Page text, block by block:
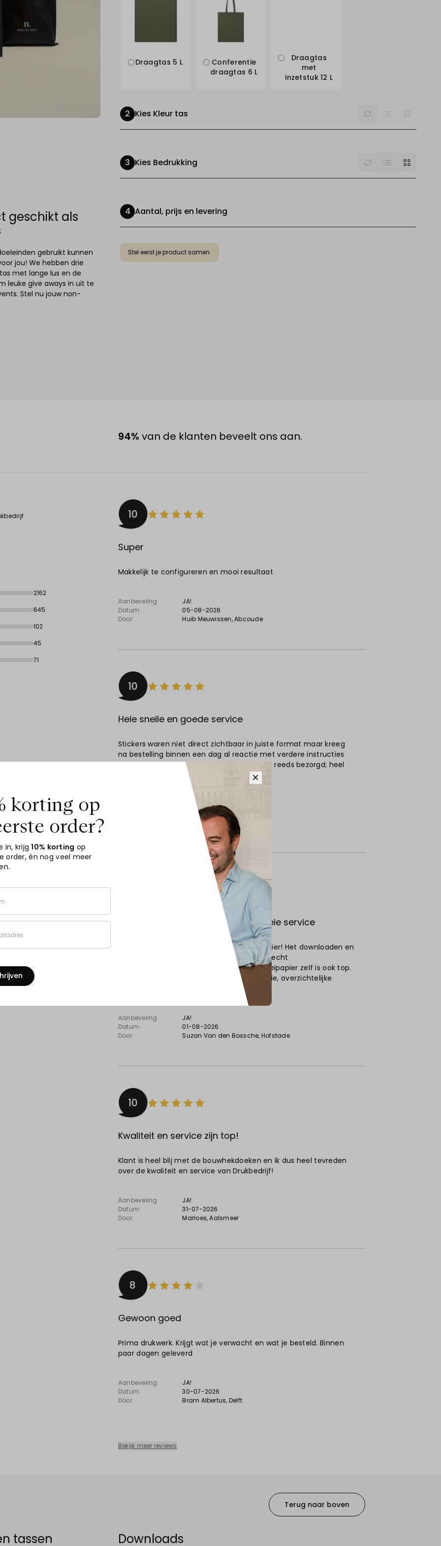
geschikt als
gebruikt kunnen
jou! We hebben drie
met lange lus en de
leuke give aways in uit te
Stel nu jouw non-
Draagtas 5 L
Conferentie
draagtas 6 L
Draagtas
met
inzetstuk 12 L
Kies Kleur tas Reset
Kies Bedrukking Reset Grid
Aantal, prijs en levering
Stel eerst je product samen.
94% van de klanten beveelt ons aan.
2162
645
102
45
71
10
Super
Makkelijk te configureren en mooi resultaat
Aanbeveling
JA!
Datum
05-08-2026
Door
Huib Meuwissen, Abcoude
10
Hele snelle en goede service
Stickers waren niet direct zichtbaar in juiste format maar kreeg
na bestelling binnen een dag al reactie met verdere instructies
en drukvoorbeeld. na twee dagen waren ze reeds bezorgd; heel
04-08-2026
Frank Lamme , Kapelle
Zeer kwalitatieve producten en goeie service
Super tevreden over het bedrukte vloeipapier! Het downloaden en
aanpassen van de kapvorm ging heel vlot, echt
gebruiksvriendelijk. De kwaliteit van het vloeipapier zelf is ook top.
Combinatie van goeie service en een mooie, overzichtelijke
Aanbeveling
JA!
Datum
01-08-2026
Door
Suzan Van den Bossche, Hofstade
10
Kwaliteit en service zijn top!
Klant is heel blij met de bouwhekdoeken en ik dus heel tevreden
over de kwaliteit en service van Drukbedrijf!
Aanbeveling
JA!
Datum
31-07-2026
Door
Marloes, Aalsmeer
8
Gewoon goed
Prima drukwerk. Krijgt wat je verwacht en wat je besteld. Binnen
paar dagen geleverd
Aanbeveling
JA!
Datum
30-07-2026
Door
Bram Albertus, Delft
Bekijk meer reviews
Terug naar boven
tassen Downloads
korting op
order?
in, krijg10% korting op
order, én nog veel meer